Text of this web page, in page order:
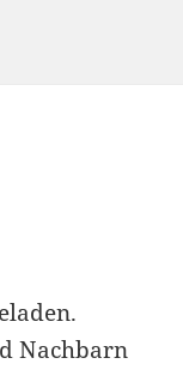
Nachbarn